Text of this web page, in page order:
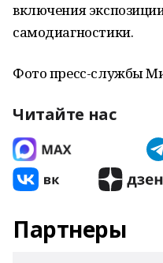
включения
самодиагностики.
Фото пресс-службы
Читайте нас
Партнеры